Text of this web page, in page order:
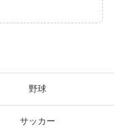
野球
サッカー